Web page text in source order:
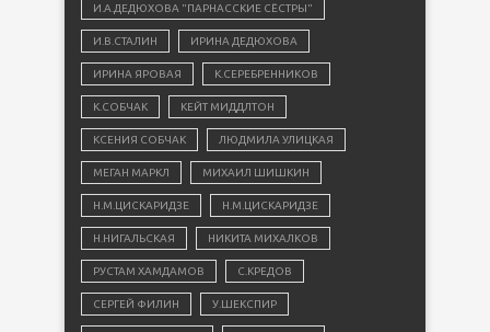
И.А.ДЕДЮХОВА "ПАРНАССКИЕ СЁСТРЫ"
И.В.СТАЛИН ИРИНА ДЕДЮХОВА
ИРИНА ЯРОВАЯ К.СЕРЕБРЕННИКОВ
К.СОБЧАК КЕЙТ МИДДЛТОН
КСЕНИЯ СОБЧАК ЛЮДМИЛА УЛИЦКАЯ
МЕГАН МАРКЛ МИХАИЛ ШИШКИН
Н.М.ЦИСКАРИДЗЕ Н.М.ЦИСКАРИДЗЕ
Н.НИГАЛЬСКАЯ НИКИТА МИХАЛКОВ
РУСТАМ ХАМДАМОВ С.КРЕДОВ
СЕРГЕЙ ФИЛИН У.ШЕКСПИР